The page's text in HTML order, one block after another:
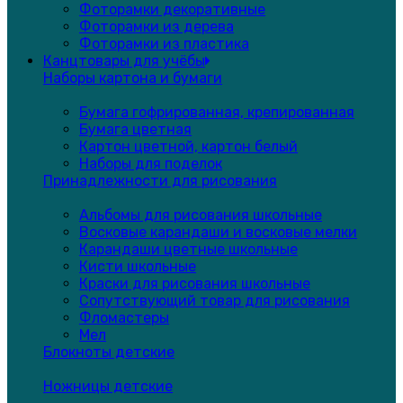
Фоторамки декоративные
Фоторамки из дерева
Фоторамки из пластика
Канцтовары для учёбы
Наборы картона и бумаги
Бумага гофрированная, крепированная
Бумага цветная
Картон цветной, картон белый
Наборы для поделок
Принадлежности для рисования
Альбомы для рисования школьные
Восковые карандаши и восковые мелки
Карандаши цветные школьные
Кисти школьные
Краски для рисования школьные
Сопутствующий товар для рисования
Фломастеры
Мел
Блокноты детские
Ножницы детские